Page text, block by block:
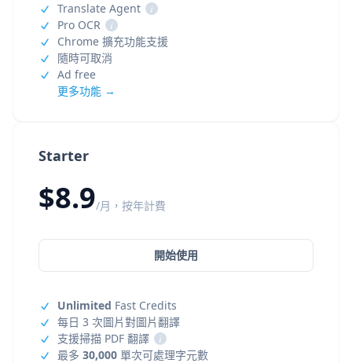
Starter
$8.9/月，按年計費
開始使用
Unlimited Fast Credits
每日 3 次圖片對圖片翻譯
支援掃描 PDF 翻譯
i
最多 30,000 單次可處理字元數
Translate Agent
i
Pro OCR
i
Chrome 擴充功能支援
隨時可取消
Ad free
更多功能 →